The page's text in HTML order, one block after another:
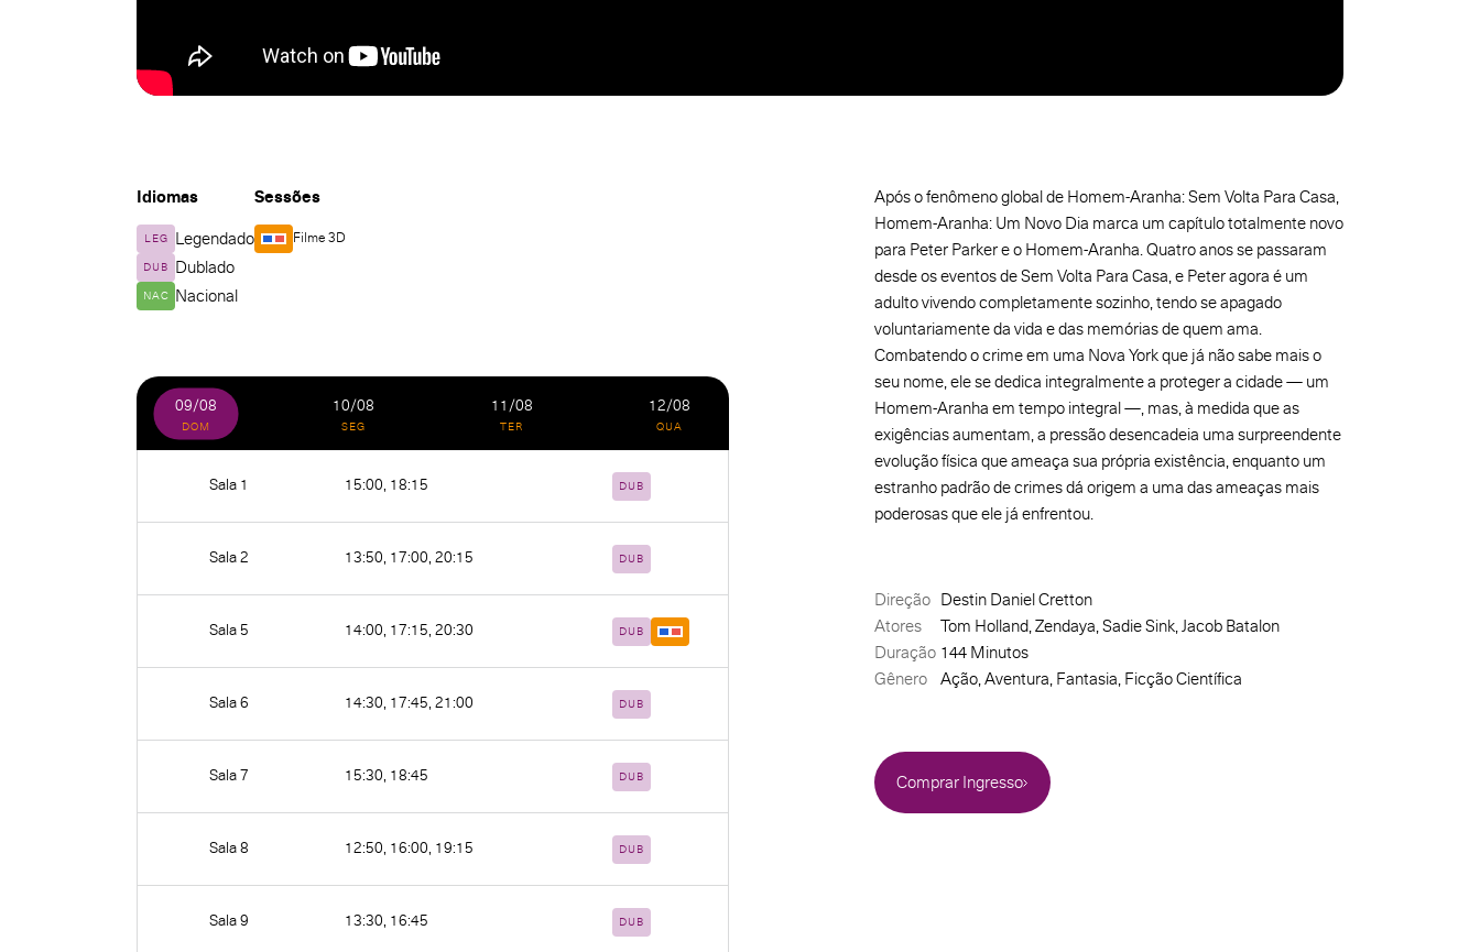
Idiomas
LEG Legendado
DUB Dublado
NAC Nacional
Sessões
Filme 3D
09/08
DOM
10/08
SEG
11/08
TER
12/08
QUA
Sala 1 15:00, 18:15 DUB
Sala 2 13:50, 17:00, 20:15 DUB
Sala 5 14:00, 17:15, 20:30 DUB
Sala 6 14:30, 17:45, 21:00 DUB
Sala 7 15:30, 18:45 DUB
Sala 8 12:50, 16:00, 19:15 DUB
Sala 9 13:30, 16:45 DUB
Após o fenômeno global de Homem-Aranha: Sem Volta Para Casa,
Homem-Aranha: Um Novo Dia marca um capítulo totalmente novo
para Peter Parker e o Homem-Aranha. Quatro anos se passaram
desde os eventos de Sem Volta Para Casa, e Peter agora é um
adulto vivendo completamente sozinho, tendo se apagado
voluntariamente da vida e das memórias de quem ama.
Combatendo o crime em uma Nova York que já não sabe mais o
seu nome, ele se dedica integralmente a proteger a cidade — um
Homem-Aranha em tempo integral —, mas, à medida que as
exigências aumentam, a pressão desencadeia uma surpreendente
evolução física que ameaça sua própria existência, enquanto um
estranho padrão de crimes dá origem a uma das ameaças mais
poderosas que ele já enfrentou.
Direção Destin Daniel Cretton
Atores
Tom Holland, Zendaya, Sadie Sink, Jacob Batalon
Duração 144 Minutos
Gênero
Ação, Aventura, Fantasia, Ficção Científica
Comprar Ingresso